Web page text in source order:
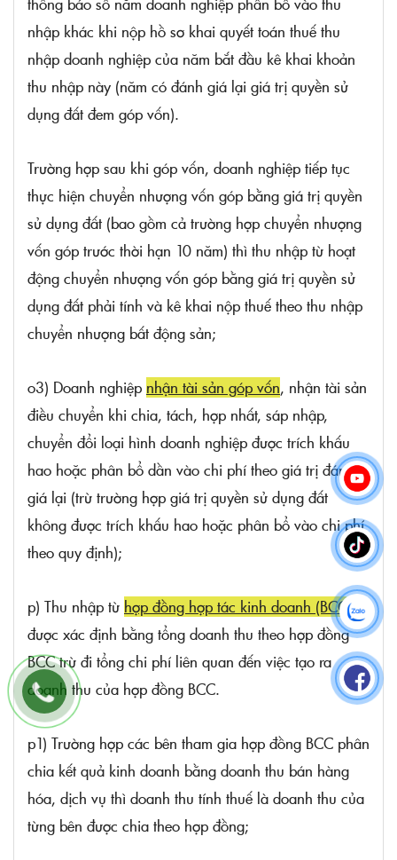
nhập khác khi nộp hồ sơ khai quyết toán thuế thu
nhập doanh nghiệp của năm bắt đầu kê khai khoản
thu nhập này (năm có đánh giá lại giá trị quyền sử
dụng đất đem góp vốn).
Trường hợp sau khi góp vốn, doanh nghiệp tiếp tục
thực hiện chuyển nhượng vốn góp bằng giá trị quyền
sử dụng đất (bao gồm cả trường hợp chuyển nhượng
vốn góp trước thời hạn 10 năm) thì thu nhập từ hoạt
động chuyển nhượng vốn góp bằng giá trị quyền sử
dụng đất phải tính và kê khai nộp thuế theo thu nhập
chuyển nhượng bất động sản;
o3) Doanh nghiệp nhận tài sản góp vốn, nhận tài sản
điều chuyển khi chia, tách, hợp nhất, sáp nhập,
chuyển đổi loại hình doanh nghiệp được trích khấu
hao hoặc phân bổ dần vào chi phí theo giá trị đánh
giá lại (trừ trường hợp giá trị quyền sử dụng đất
không được trích khấu hao hoặc phân bổ vào chi phí
theo quy định);
p) Thu nhập từ hợp đồng hợp tác kinh doanh (BCC)
được xác định bằng tổng doanh thu theo hợp đồng
BCC trừ đi tổng chi phí liên quan đến việc tạo ra
doanh thu của hợp đồng BCC.
p1) Trường hợp các bên tham gia hợp đồng BCC phân
chia kết quả kinh doanh bằng doanh thu bán hàng
hóa, dịch vụ thì doanh thu tính thuế là doanh thu của
từng bên được chia theo hợp đồng;